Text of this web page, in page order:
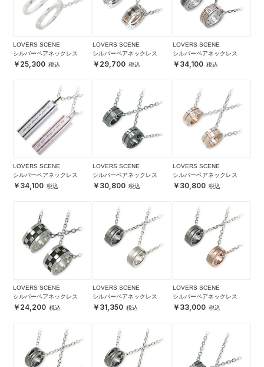
LOVERS SCENE
シルバーペアネックレス
25,300
LOVERS SCENE
シルバーペアネックレス
29,700
LOVERS SCENE
シルバーペアネックレス
34,100
LOVERS SCENE
シルバーペアネックレス
34,100
LOVERS SCENE
シルバーペアネックレス
30,800
LOVERS SCENE
シルバーペアネックレス
30,800
LOVERS SCENE
シルバーペアネックレス
24,200
LOVERS SCENE
シルバーペアネックレス
31,350
LOVERS SCENE
シルバーペアネックレス
33,000